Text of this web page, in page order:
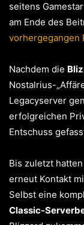
seitens
am Ende des
vorhergegangen
Nachdem die
Nostalrius-
Legacyserver
erfolgreichen
Entschuss
Bis zuletzt
erneut Kontakt
Selbst eine
Classic-